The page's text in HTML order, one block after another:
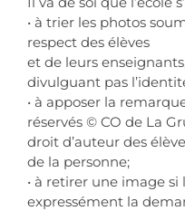
• à trier les photos
respect des élèves
et de leurs
divulguant pas
• à apposer la
réservés © CO de La
droit d’auteur des
de la personne;
• à retirer une image
expressément la